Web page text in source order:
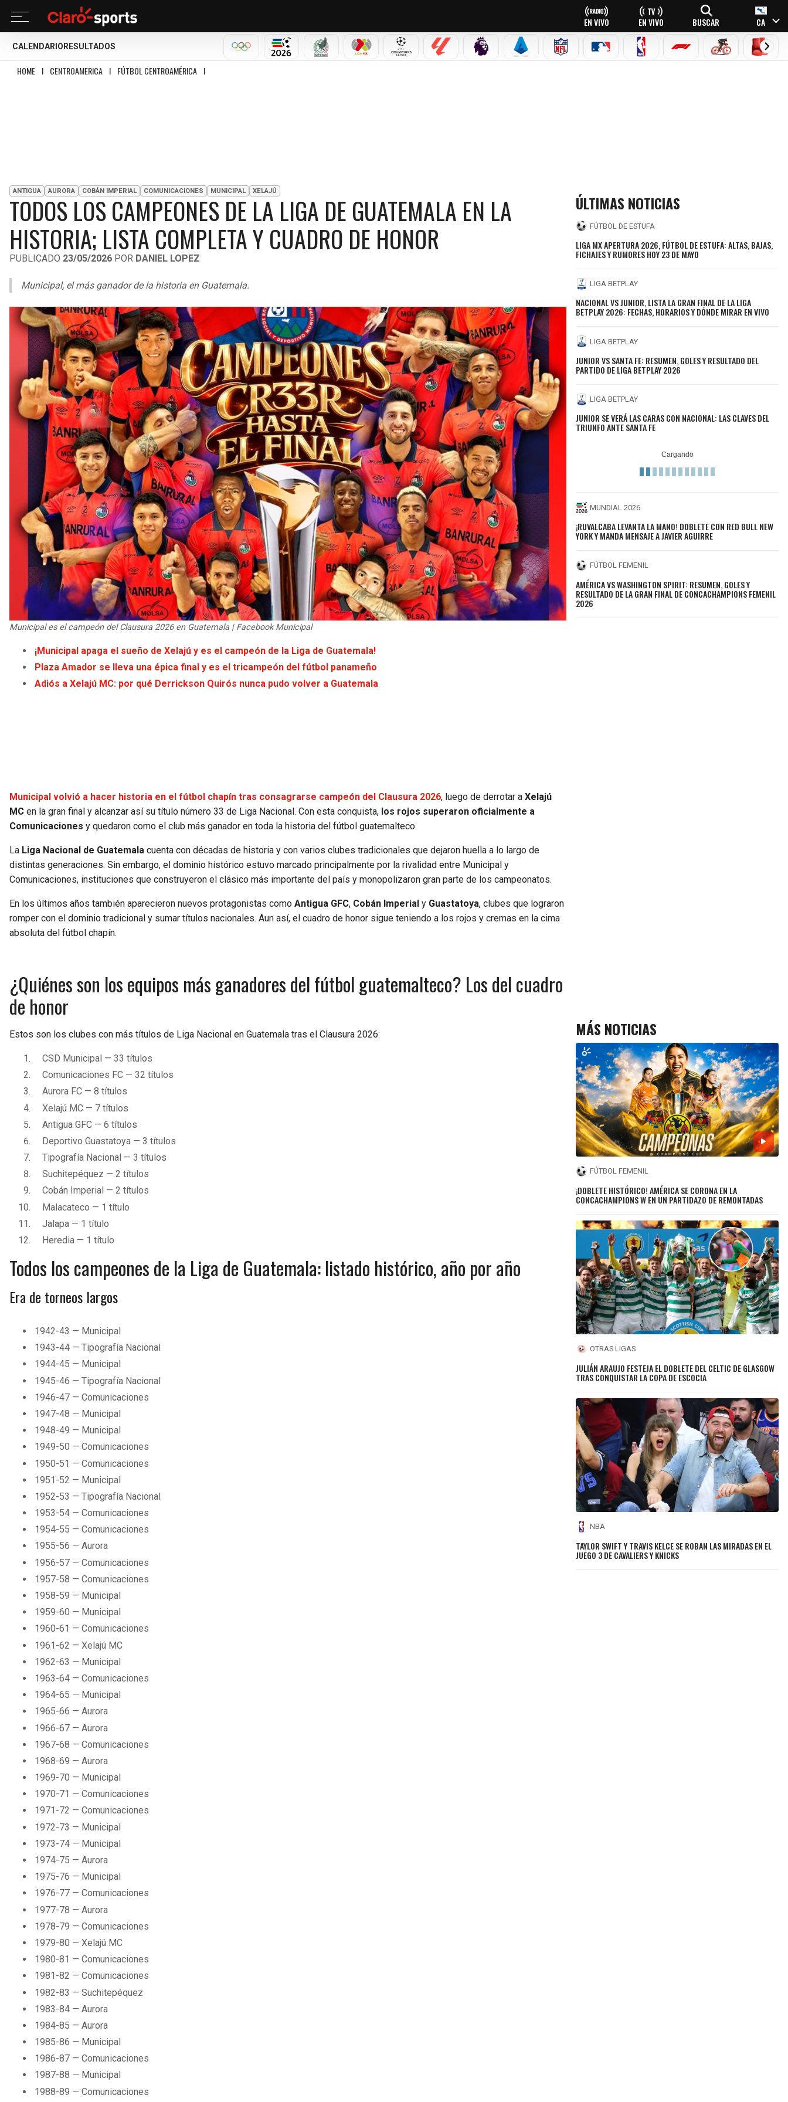
EN VIVO EN VIVO BUSCAR CA
CALENDARIO RESULTADOS
OLÍMPICOSMUNDIAL 2026SELECCIÓN MEXICANA
LIGA MX CHAMPIONS LEAGUE
LALIGA PREMIER LEAGUE
SERIE A NFL MLB NBA FÓRMULA 1CICLISMOBOXEO
HOME I CENTROAMERICA I FÚTBOL CENTROAMÉRICA I
ANTIGUA AURORA COBÁN IMPERIAL COMUNICACIONES MUNICIPAL XELAJÚ
TODOS LOS CAMPEONES DE LA LIGA DE GUATEMALA EN LA
HISTORIA; LISTA COMPLETA Y CUADRO DE HONOR
PUBLICADO 23/05/2026 POR DANIEL LOPEZ
Municipal, el más ganador de la historia en Guatemala.
Municipal es el campeón del Clausura 2026 en Guatemala | Facebook Municipal
¡Municipal apaga el sueño de Xelajú y es el campeón de la Liga de Guatemala!
Plaza Amador se lleva una épica final y es el tricampeón del fútbol panameño
Adiós a Xelajú MC: por qué Derrickson Quirós nunca pudo volver a Guatemala
Municipal volvió a hacer historia en el fútbol chapín tras consagrarse campeón del Clausura 2026, luego de derrotar a Xelajú
MC en la gran final y alcanzar así su título número 33 de Liga Nacional. Con esta conquista, los rojos superaron oficialmente a
Comunicaciones y quedaron como el club más ganador en toda la historia del fútbol guatemalteco.
La Liga Nacional de Guatemala cuenta con décadas de historia y con varios clubes tradicionales que dejaron huella a lo largo de
distintas generaciones. Sin embargo, el dominio histórico estuvo marcado principalmente por la rivalidad entre Municipal y
Comunicaciones, instituciones que construyeron el clásico más importante del país y monopolizaron gran parte de los campeonatos.
En los últimos años también aparecieron nuevos protagonistas como Antigua GFC, Cobán Imperial y Guastatoya, clubes que lograron
romper con el dominio tradicional y sumar títulos nacionales. Aun así, el cuadro de honor sigue teniendo a los rojos y cremas en la cima
absoluta del fútbol chapín.
¿Quiénes son los equipos más ganadores del fútbol guatemalteco? Los del cuadro
de honor
Estos son los clubes con más títulos de Liga Nacional en Guatemala tras el Clausura 2026:
CSD Municipal — 33 títulos
Comunicaciones FC — 32 títulos
Aurora FC — 8 títulos
Xelajú MC — 7 títulos
Antigua GFC — 6 títulos
Deportivo Guastatoya — 3 títulos
Tipografía Nacional — 3 títulos
Suchitepéquez — 2 títulos
Cobán Imperial — 2 títulos
Malacateco — 1 título
Jalapa — 1 título
Heredia — 1 título
Todos los campeones de la Liga de Guatemala: listado histórico, año por año
Era de torneos largos
1942-43 — Municipal
1943-44 — Tipografía Nacional
1944-45 — Municipal
1945-46 — Tipografía Nacional
1946-47 — Comunicaciones
1947-48 — Municipal
1948-49 — Municipal
1949-50 — Comunicaciones
1950-51 — Comunicaciones
1951-52 — Municipal
1952-53 — Tipografía Nacional
1953-54 — Comunicaciones
1954-55 — Comunicaciones
1955-56 — Aurora
1956-57 — Comunicaciones
1957-58 — Comunicaciones
1958-59 — Municipal
1959-60 — Municipal
1960-61 — Comunicaciones
1961-62 — Xelajú MC
1962-63 — Municipal
1963-64 — Comunicaciones
1964-65 — Municipal
1965-66 — Aurora
1966-67 — Aurora
1967-68 — Comunicaciones
1968-69 — Aurora
1969-70 — Municipal
1970-71 — Comunicaciones
1971-72 — Comunicaciones
1972-73 — Municipal
1973-74 — Municipal
1974-75 — Aurora
1975-76 — Municipal
1976-77 — Comunicaciones
1977-78 — Aurora
1978-79 — Comunicaciones
1979-80 — Xelajú MC
1980-81 — Comunicaciones
1981-82 — Comunicaciones
1982-83 — Suchitepéquez
1983-84 — Aurora
1984-85 — Aurora
1985-86 — Municipal
1986-87 — Comunicaciones
1987-88 — Municipal
1988-89 — Comunicaciones
ÚLTIMAS NOTICIAS
FÚTBOL DE ESTUFA
LIGA MX APERTURA 2026, FÚTBOL DE ESTUFA: ALTAS, BAJAS,
FICHAJES Y RUMORES HOY 23 DE MAYO
LIGA BETPLAY
NACIONAL VS JUNIOR, LISTA LA GRAN FINAL DE LA LIGA
BETPLAY 2026: FECHAS, HORARIOS Y DÓNDE MIRAR EN VIVO
LIGA BETPLAY
JUNIOR VS SANTA FE: RESUMEN, GOLES Y RESULTADO DEL
PARTIDO DE LIGA BETPLAY 2026
LIGA BETPLAY
JUNIOR SE VERÁ LAS CARAS CON NACIONAL: LAS CLAVES DEL
TRIUNFO ANTE SANTA FE
MUNDIAL 2026
¡RUVALCABA LEVANTA LA MANO! DOBLETE CON RED BULL NEW
YORK Y MANDA MENSAJE A JAVIER AGUIRRE
FÚTBOL FEMENIL
AMÉRICA VS WASHINGTON SPIRIT: RESUMEN, GOLES Y
RESULTADO DE LA GRAN FINAL DE CONCACHAMPIONS FEMENIL
2026
MÁS NOTICIAS
FÚTBOL FEMENIL
¡DOBLETE HISTÓRICO! AMÉRICA SE CORONA EN LA
CONCACHAMPIONS W EN UN PARTIDAZO DE REMONTADAS
OTRAS LIGAS
JULIÁN ARAUJO FESTEJA EL DOBLETE DEL CELTIC DE GLASGOW
TRAS CONQUISTAR LA COPA DE ESCOCIA
NBA
TAYLOR SWIFT Y TRAVIS KELCE SE ROBAN LAS MIRADAS EN EL
JUEGO 3 DE CAVALIERS Y KNICKS